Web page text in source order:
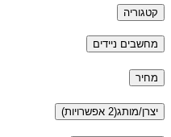
קטגוריה
מחשבים ניידים
מחיר
יצרן/מותג(2 אפשרויות)